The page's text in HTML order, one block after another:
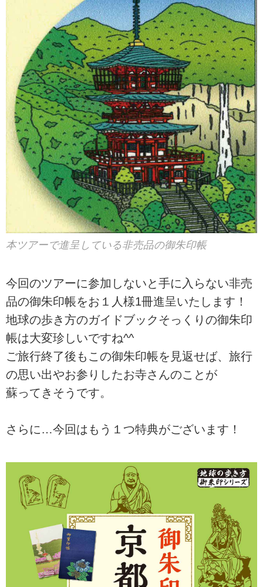
本ツアーで進呈している非売品の御朱印帳
今回のツアーに参加しないと手に入らない非売
品の御朱印帳をお１人様1冊進呈いたします！
地球の歩き方のガイドブックそっくりの御朱印
帳は大変珍しいですね^^
ご旅行終了後もこの御朱印帳を見返せば、旅行
の思い出やお参りしたお寺さんのことが
蘇ってきそうです。
さらに…今回はもう１つ特典がございます！